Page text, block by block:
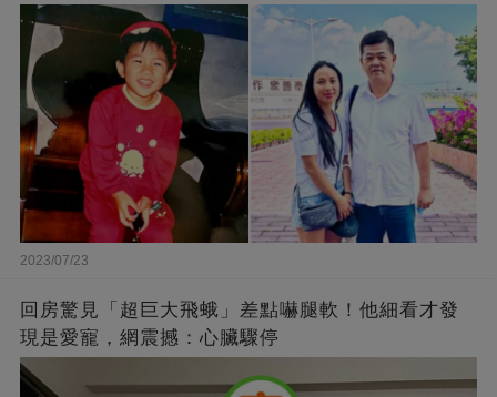
全網
2023/07/23
回房驚見「超巨大飛蛾」差點嚇腿軟！他細看才發
現是愛寵，網震撼：心臟驟停